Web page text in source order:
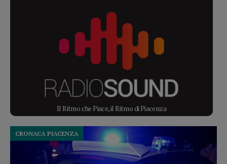
Il Ritmo che Piace, il Ritmo di Piacenza
CRONACA PIACENZA